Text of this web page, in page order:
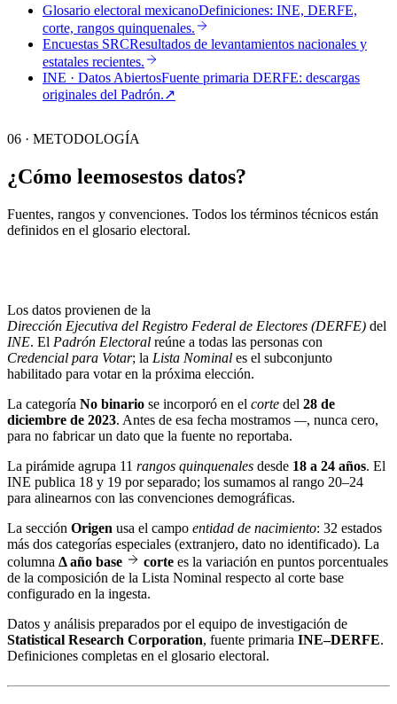
Glosario electoral mexicanoDefiniciones: INE, DERFE,
corte, rangos quinquenales.
Encuestas SRCResultados de levantamientos nacionales y
estatales recientes.
INE · Datos AbiertosFuente primaria DERFE: descargas
originales del Padrón.↗︎
06 · METODOLOGÍA
¿Cómo leemosestos datos?
Fuentes, rangos y convenciones. Todos los términos técnicos están
definidos en el glosario electoral.
Los datos provienen de la
Dirección Ejecutiva del Registro Federal de Electores (DERFE) del
INE. El Padrón Electoral reúne a todas las personas con
Credencial para Votar; la Lista Nominal es el subconjunto
habilitado para votar en la próxima elección.
La categoría No binario se incorporó en el corte del 28 de
diciembre de 2023. Antes de esa fecha mostramos —, nunca cero,
para no fabricar un dato que la fuente no reportaba.
La pirámide agrupa 11 rangos quinquenales desde 18 a 24 años. El
INE publica 18 y 19 por separado; los sumamos al rango 20–24
para alinearnos con las convenciones demográficas.
La sección Origen usa el campo entidad de nacimiento: 32 estados
más dos categorías especiales (extranjero, dato no identificado). La
columna Δ año base corte es la variación en puntos porcentuales
de la composición de la Lista Nominal respecto al corte base
configurado en la ingesta.
Datos y análisis preparados por el equipo de investigación de
Statistical Research Corporation, fuente primaria INE–DERFE.
Definiciones completas en el glosario electoral.